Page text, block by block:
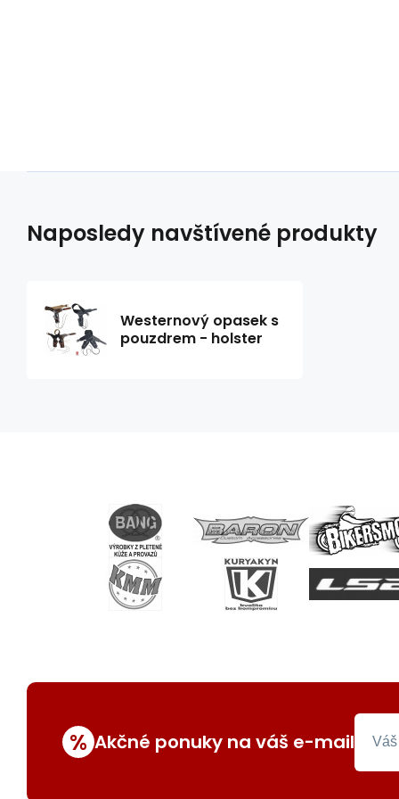
Naposledy navštívené produkty
Westernový opasek s
pouzdrem - holster
% Akčné ponuky na váš e-mail